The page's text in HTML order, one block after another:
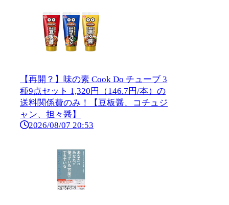
【再開？】味の素 Cook Do チューブ 3
種9点セット 1,320円（146.7円/本）の
送料関係費のみ！【豆板醤、コチュジ
ャン、担々醤】
2026/08/07 20:53